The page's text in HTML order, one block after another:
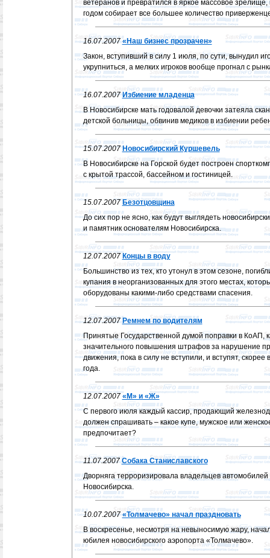
ветеранов и превратился в яркое массовое
годом собирает все большее количество
16.07.2007 «Наш бизнес прозрачен»
Закон, вступивший в силу 1 июля, по сути, вынудил
укрупниться, а мелких игроков вообще прогнал с
16.07.2007 Избиение младенца
В Новосибирске мать годовалой девочки затеяла
детской больницы, обвинив медиков в избиении
15.07.2007 Новосибирский Куршевель
В Новосибирске на Горской будет построен
с крытой трассой, бассейном и гостиницей.
15.07.2007 Безотцовщина
До сих пор не ясно, как будут выглядеть
и памятник основателям Новосибирска.
12.07.2007 Концы в воду
Большинство из тех, кто утонул в этом сезоне,
купания в неорганизованных для этого местах,
оборудованы какими-либо средствами спасения.
12.07.2007 Ремнем по водителям
Принятые Государственной думой поправки в КоАП,
значительного повышения штрафов за нарушение
движения, пока в силу не вступили, и вступят, скорее
года.
12.07.2007 «М» и «Ж»
С первого июля каждый кассир, продающий
должен спрашивать – какое купе, мужское или
предпочитает?
11.07.2007 Собака Станиславского
Дворняга терроризировала владельцев автомобилей
Новосибирска.
10.07.2007 «Толмачево» начал праздновать
В воскресенье, несмотря на невыносимую жару,
юбилея новосибирского аэропорта «Толмачево».